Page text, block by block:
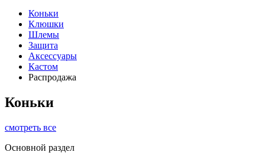
Коньки
Клюшки
Шлемы
Защита
Аксессуары
Кастом
Распродажа
Коньки
смотреть все
Основной раздел